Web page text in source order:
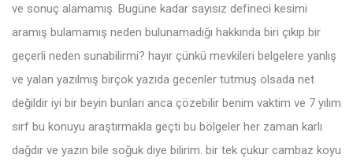
ve sonuç alamamış. Bugüne kadar sayısız defineci kesimi
aramış bulamamış neden bulunamadığı hakkında biri çıkıp bir
geçerli neden sunabilirmi? hayır çünkü mevkileri belgelere yanlış
ve yalan yazılmış birçok yazıda gecenler tutmuş olsada net
değildir iyi bir beyin bunları anca çözebilir benim vaktim ve 7 yılım
sırf bu konuyu araştırmakla geçti bu bölgeler her zaman karlı
dağdır ve yazın bile soğuk diye bilirim. bir tek çukur cambaz koyu